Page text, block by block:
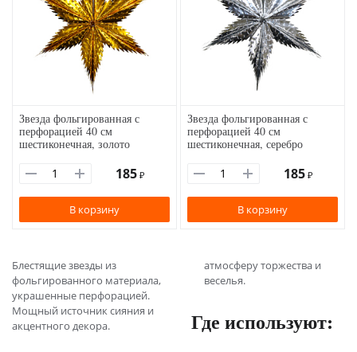
Звезда фольгированная с
перфорацией 40 см
шестиконечная, золото
185 ₽
В корзину
Звезда фольгированная с
перфорацией 40 см
шестиконечная, серебро
185 ₽
В корзину
Блестящие звезды из
фольгированного материала,
украшенные перфорацией.
Мощный источник сияния и
акцентного декора.
атмосферу торжества и
веселья.
Где используют: